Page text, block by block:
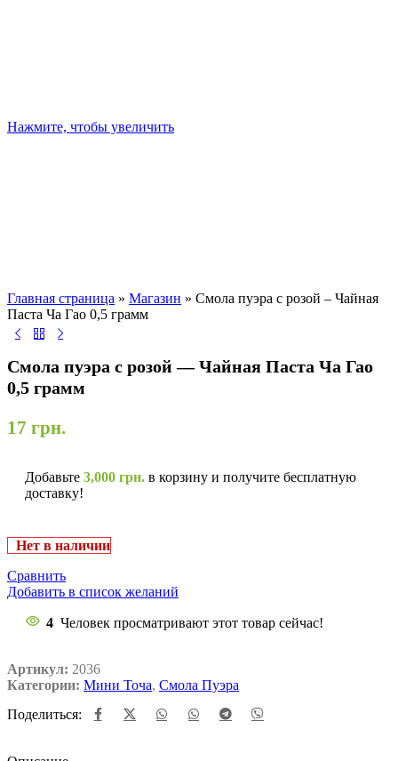
Нажмите, чтобы увеличить
Главная страница » Магазин » Смола пуэра с розой – Чайная
Паста Ча Гао 0,5 грамм
Смола пуэра с розой — Чайная Паста Ча Гао
0,5 грамм
17 грн.
Добавьте 3,000 грн. в корзину и получите бесплатную
доставку!
Нет в наличии
Сравнить
Добавить в список желаний
4 Человек просматривают этот товар сейчас!
Артикул: 2036
Категории: Мини Точа, Смола Пуэра
Поделиться: